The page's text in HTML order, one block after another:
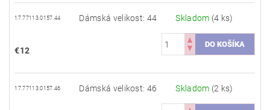
17.77113.0157.44 Dámská velikost: 44 Skladom (4 ks)
€12
17.77113.0157.46 Dámská velikost: 46 Skladom (2 ks)